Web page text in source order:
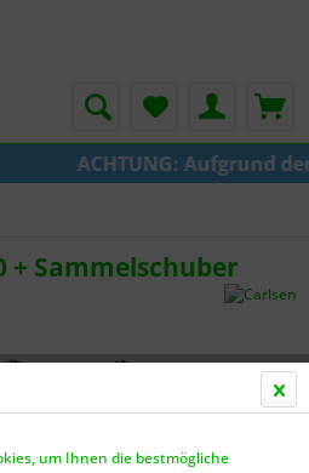
ACHTUNG: Aufgrund
+ Sammelschuber
um Ihnen die bestmögliche